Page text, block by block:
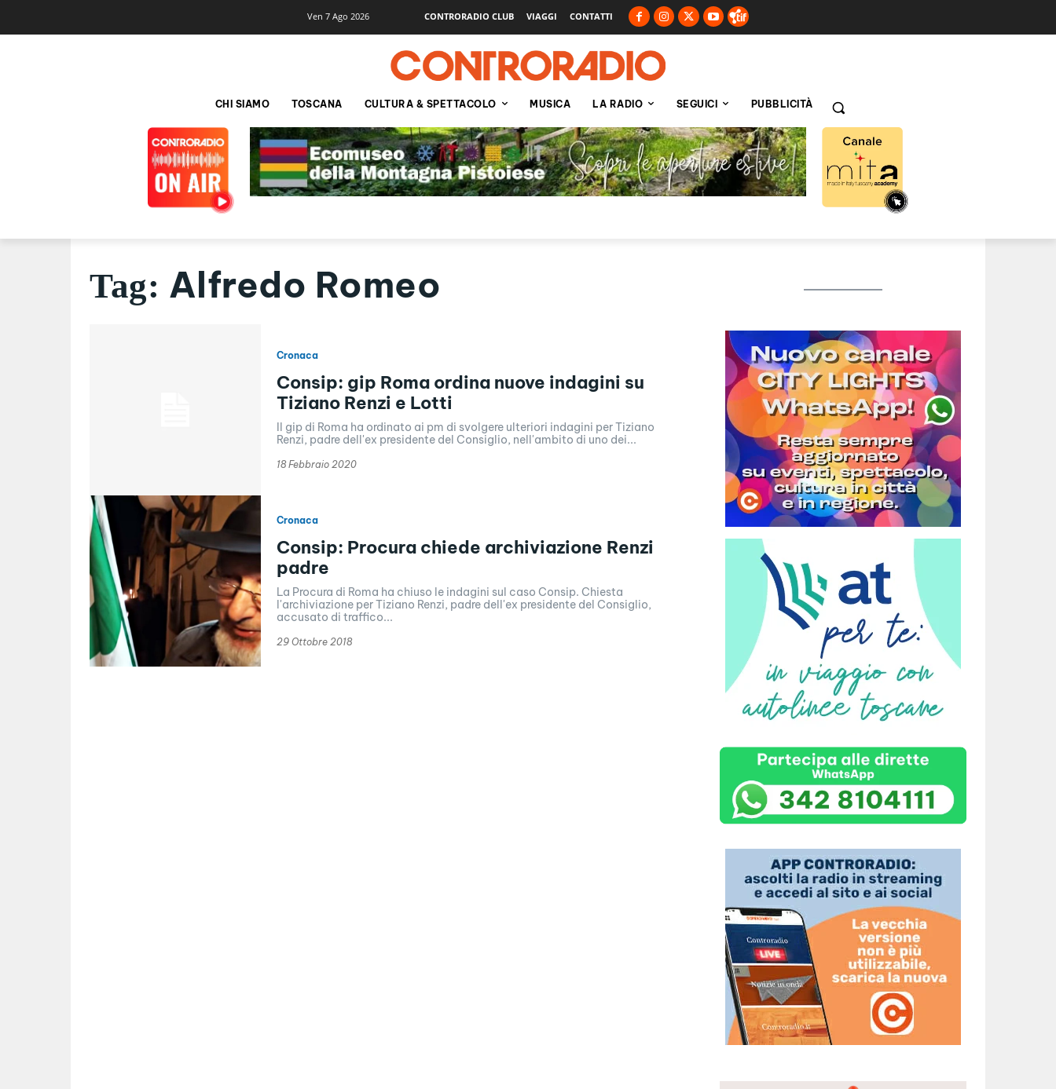
Ven 7 Ago 2026 CONTRORADIO CLUB VIAGGI CONTATTI
CHI SIAMO TOSCANA CULTURA & SPETTACOLO MUSICA LA RADIO SEGUICI PUBBLICITÀ
Tag: Alfredo Romeo
Cronaca
Consip: gip Roma ordina nuove indagini su
Tiziano Renzi e Lotti
Il gip di Roma ha ordinato ai pm di svolgere ulteriori indagini per Tiziano
Renzi, padre dell'ex presidente del Consiglio, nell'ambito di uno dei...
18 Febbraio 2020
Cronaca
Consip: Procura chiede archiviazione Renzi
padre
La Procura di Roma ha chiuso le indagini sul caso Consip. Chiesta
l'archiviazione per Tiziano Renzi, padre dell'ex presidente del Consiglio,
accusato di traffico...
29 Ottobre 2018